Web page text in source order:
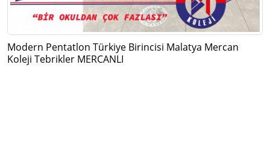
Modern Pentatlon Türkiye Birincisi Malatya Mercan
Koleji Tebrikler MERCANLI